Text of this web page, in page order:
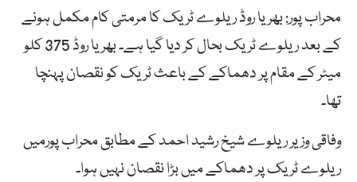
محراب پور: بھریا روڈ ریلوے ٹریک کا مرمتی کام مکمل ہونے
کے بعد ریلوے ٹریک بحال کر دیا گیا ہے۔ بھریا روڈ 375 کلو
میٹر کے مقام پر دھماکے کے باعث ٹریک کو نقصان پہنچا
تھا۔
وفاقی وزیر ریلوے شیخ رشید احمد کے مطابق محراب پورمیں
ریلوے ٹریک پر دھماکے میں بڑا نقصان نہیں ہوا۔